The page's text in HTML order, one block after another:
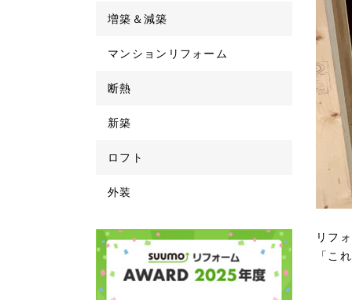
増築＆減築
マンションリフォーム
断熱
新築
ロフト
外装
リフ
「こ